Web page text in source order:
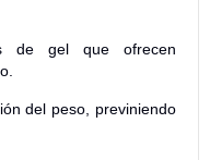
de gel que ofrecen
del peso, previniendo